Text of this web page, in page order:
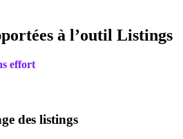
à l’outil Listings
effort
des listings